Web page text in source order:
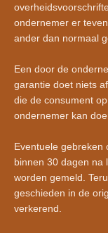
ondernemer er
ander dan normaal
Een door de
garantie doet niets
die de consument
ondernemer kan
Eventuele gebreken
binnen 30 dagen na
worden gemeld.
geschieden in de
verkerend.